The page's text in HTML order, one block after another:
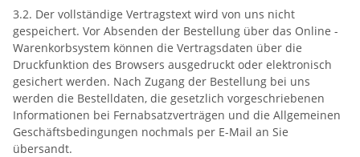
3.2. Der vollständige Vertragstext wird von uns nicht
gespeichert. Vor Absenden der Bestellung über das Online -
Warenkorbsystem können die Vertragsdaten über die
Druckfunktion des Browsers ausgedruckt oder elektronisch
gesichert werden. Nach Zugang der Bestellung bei uns
werden die Bestelldaten, die gesetzlich vorgeschriebenen
Informationen bei Fernabsatzverträgen und die Allgemeinen
Geschäftsbedingungen nochmals per E-Mail an Sie
übersandt.